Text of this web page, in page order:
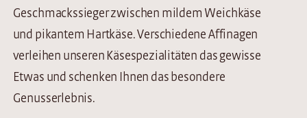
Geschmackssieger zwischen mildem Weichkäse
und pikantem Hartkäse. Verschiedene Affinagen
verleihen unseren Käsespezialitäten das gewisse
Etwas und schenken Ihnen das besondere
Genusserlebnis.